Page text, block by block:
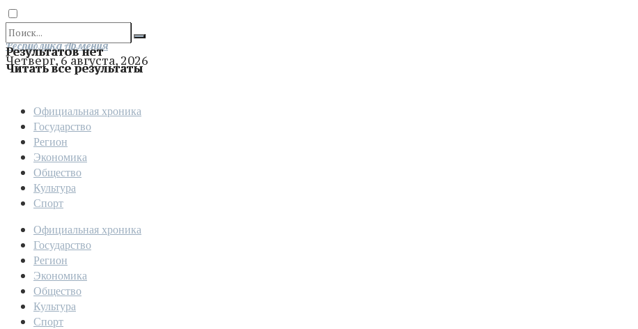
Результатов нет
Читать все результаты
Отправить
Республика Армения
Четверг, 6 августа, 2026
Официальная хроника
Государство
Регион
Экономика
Общество
Культура
Спорт
Официальная хроника
Государство
Регион
Экономика
Общество
Культура
Спорт